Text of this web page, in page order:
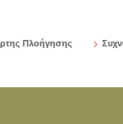
Πλοήγησης